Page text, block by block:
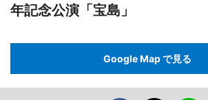
年記念公演「宝島」
Google Map で見る